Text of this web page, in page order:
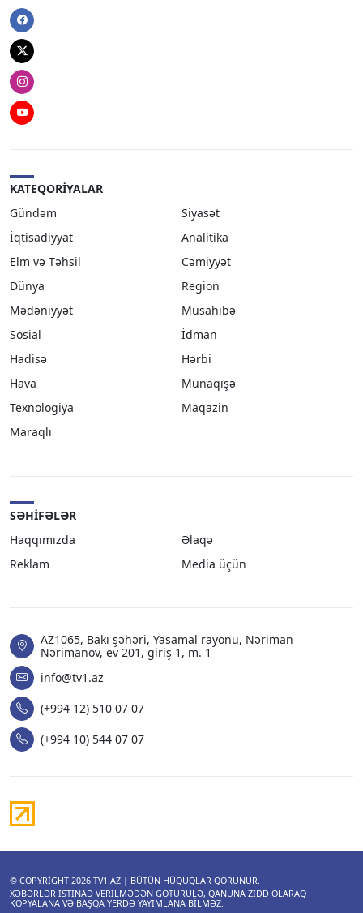
Facebook
Twitter
Instagram
Youtube
KATEQORIYALAR
Gündəm
Siyasət
İqtisadiyyat
Analitika
Elm və Təhsil
Cəmiyyət
Dünya
Region
Mədəniyyət
Müsahibə
Sosial
İdman
Hadisə
Hərbi
Hava
Münaqişə
Texnologiya
Maqazin
Maraqlı
SƏHIFƏLƏR
Haqqımızda
Əlaqə
Reklam
Media üçün
AZ1065, Bakı şəhəri, Yasamal rayonu, Nəriman
Nərimanov, ev 201, giriş 1, m. 1
info@tv1.az
(+994 12) 510 07 07
(+994 10) 544 07 07
© COPYRIGHT 2026 TV1.AZ | BÜTÜN HÜQUQLAR QORUNUR.
XƏBƏRLƏR ISTINAD VERILMƏDƏN GÖTÜRÜLƏ, QANUNA ZIDD OLARAQ
KOPYALANA VƏ BAŞQA YERDƏ YAYIMLANA BILMƏZ.